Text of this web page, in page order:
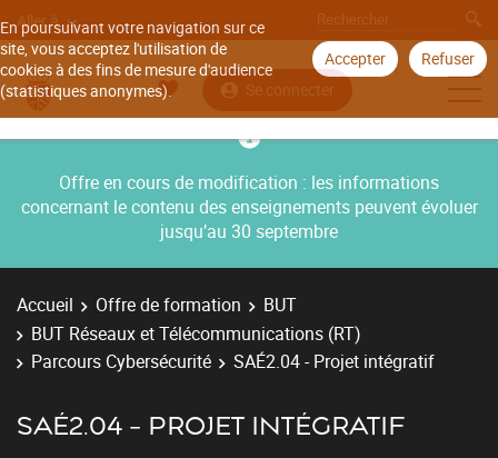
En poursuivant votre navigation sur ce
site, vous acceptez l'utilisation de
cookies à des fins de mesure d'audience
(statistiques anonymes).
Accepter Refuser
Aller à
Se connecter
Offre en cours de modification : les informations
concernant le contenu des enseignements peuvent évoluer
jusqu’au 30 septembre
Accueil Offre de formation
BUT
BUT Réseaux et Télécommunications (RT)
Parcours Cybersécurité
SAÉ2.04 - Projet intégratif
SAÉ2.04 - PROJET INTÉGRATIF